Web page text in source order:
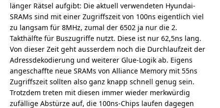
länger Rätsel aufgibt: Die aktuell verwendeten Hyundai-
SRAMs sind mit einer Zugriffszeit von 100ns eigentlich viel
zu langsam für 8MHz, zumal der 6502 ja nur die 2.
Takthälfte für Buszugriffe nutzt. Diese ist nur 62,5ns lang.
Von dieser Zeit geht ausserdem noch die Durchlaufzeit der
Adressdekodierung und weiterer Glue-Logik ab. Eigens
angeschaffte neue SRAMs von Alliance Memory mit 55ns
Zugriffszeit sollten also ganz knapp schnell genug sein.
Trotzdem treten mit diesen immer wieder merkwürdig
zufällige Abstürze auf, die 100ns-Chips laufen dagegen